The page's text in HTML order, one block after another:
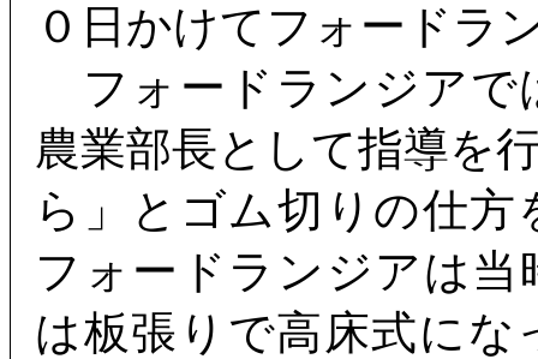
０日かけてフォードラ
フォードランジアで
農業部長として指導を
ら」とゴム切りの仕
フォードランジアは
は板張りで高床式に